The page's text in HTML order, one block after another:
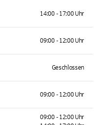
14:00 - 17:00 Uhr
09:00 - 12:00 Uhr
Geschlossen
09:00 - 12:00 Uhr
09:00 - 12:00 Uhr